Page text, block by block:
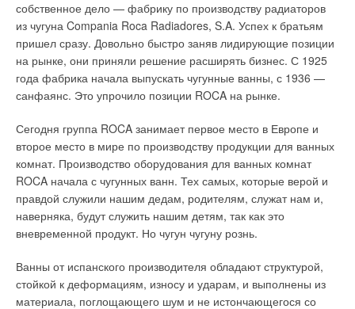
собственное дело — фабрику по производству радиаторов
из чугуна Compania Roca Radiadores, S.A. Успех к братьям
пришел сразу. Довольно быстро заняв лидирующие позиции
на рынке, они приняли решение расширять бизнес. С 1925
года фабрика начала выпускать чугунные ванны, с 1936 —
санфаянс. Это упрочило позиции ROCA на рынке.
Сегодня группа ROCA занимает первое место в Европе и
второе место в мире по производству продукции для ванных
комнат. Производство оборудования для ванных комнат
ROCA начала с чугунных ванн. Тех самых, которые верой и
правдой служили нашим дедам, родителям, служат нам и,
наверняка, будут служить нашим детям, так как это
вневременной продукт. Но чугун чугуну рознь.
Ванны от испанского производителя обладают структурой,
стойкой к деформациям, износу и ударам, и выполнены из
материала, поглощающего шум и не истончающегося со
пользовании до недавнего оставалась долгое время камнем
преткновения. Но, благодаря новейшим требованиям и
конкуренции между различными производителями, была
создана модулируемая газовая горелка.
Мощность такой колонки остается не постоянной, а
регулируется в зависимости от протока воды. Тем самым
поддерживается постоянная температура воды на выходе.
Это очень удобно как при одновременном пользовании
несколькими водоразборными точками, так и при
неравномерном расходе воды.
ГАЗОВЫЕ ВОДОНАГРЕВАТЕЛИ ЕМКОСТНОГО ТИПА
комфортное и, одновременно с этим, экономичное
приготовление горячей воды для хозяйственно-бытовых
Если давление газа в сети существенно ниже номинала,
рекомендуется применять котлы с выносной горелкой.
Принципиально различаются теплогенераторы с емкостью
для нагрева воды цельностальной или набранной из
отдельных, как правило, чугунных секций. Последние более
коррозионностойкие, что важно, так как качество воды,
которой заполняются инженерные системы дома, часто
далеко от идеального. Секционные котлы, которые могут
поставляться на объект в разобранном виде, удобны при
монтаже в стесненных условиях стройплощадки.
Еще одно их преимущество — возможность быстрой
аварийной замены в процессе эксплуатации вышедшей по
какой-либо причине из строя секции. Стальной котел в этом
случае придется менять целиком. Бытовые котлы обычно
устанавливаются непосредственно на пол котельной или на